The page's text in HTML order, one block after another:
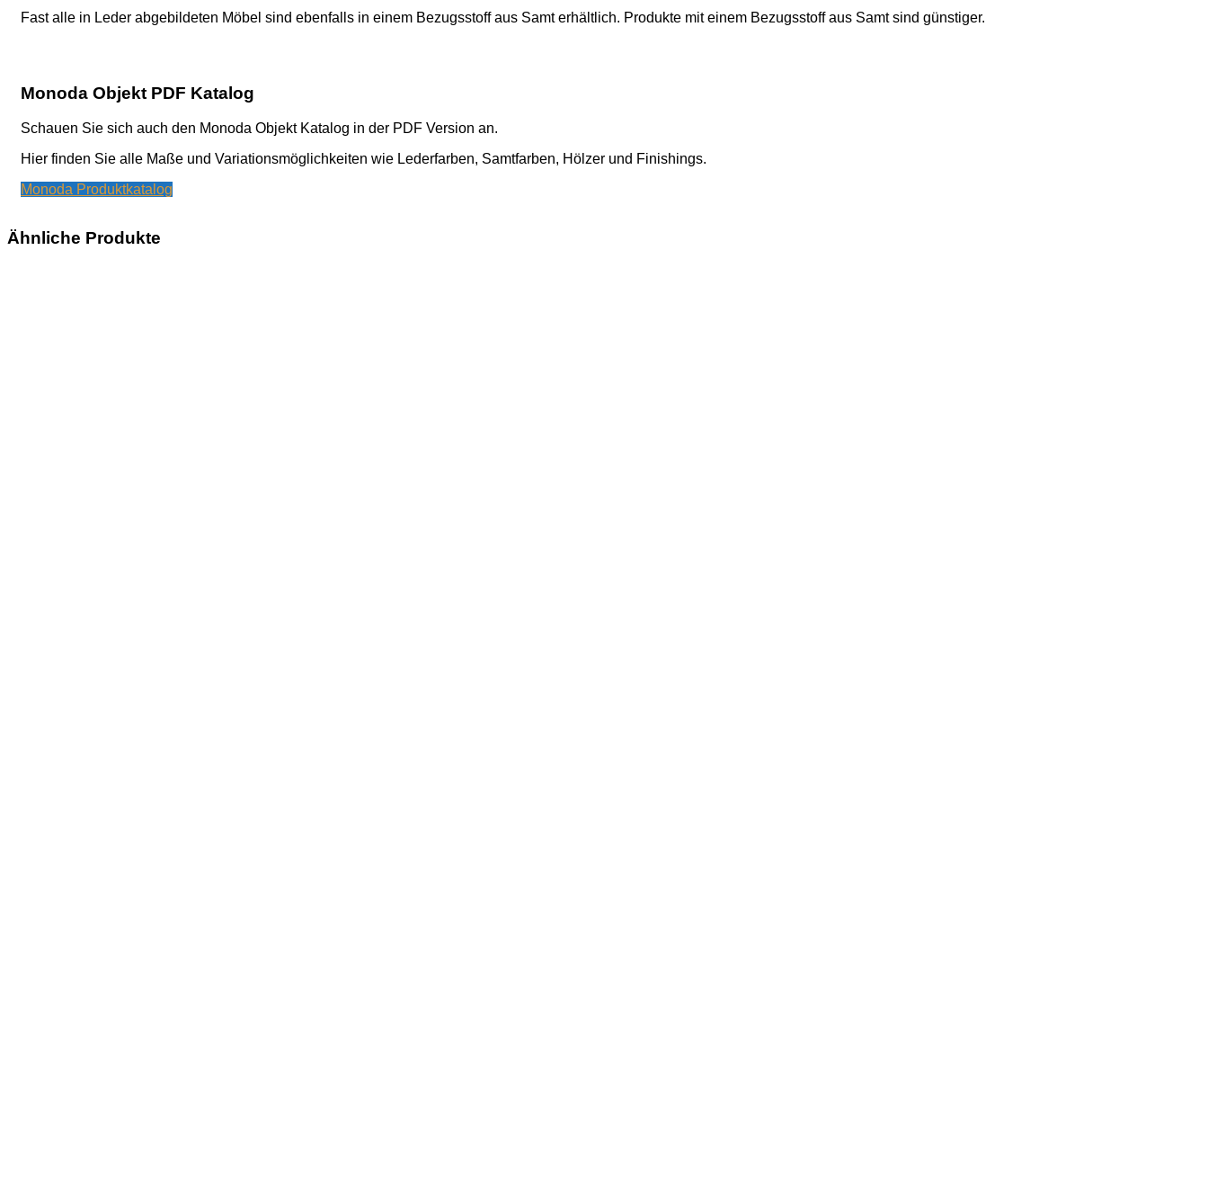
Fast alle in Leder abgebildeten Möbel sind ebenfalls in einem Bezugsstoff aus Samt erhältlich. Produkte mit einem Bezugsstoff aus Samt sind günstiger.
Monoda Objekt PDF Katalog
Schauen Sie sich auch den Monoda Objekt Katalog in der PDF Version an.
Hier finden Sie alle Maße und Variationsmöglichkeiten wie Lederfarben, Samtfarben, Hölzer und Finishings.
Monoda Produktkatalog
Ähnliche Produkte